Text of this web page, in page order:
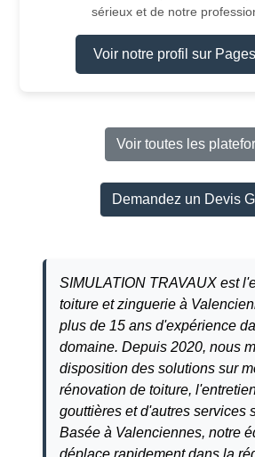
sérieux et de notre
Voir notre profil sur
Voir toutes les
Demandez un Devis
SIMULATION TRAVAUX est
toiture et zinguerie à
plus de 15 ans d'expérience
domaine. Depuis 2020, nous
disposition des solutions sur
rénovation de toiture,
gouttières et d'autres services
Basée à Valenciennes, notre